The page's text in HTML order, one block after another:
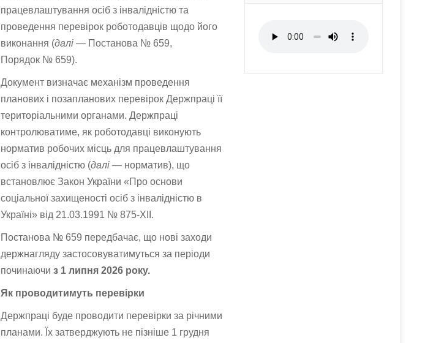
працевлаштування осіб з інвалідністю та
проведення перевірок роботодавців щодо його
виконання (далі — Постанова № 659,
Порядок № 659).
Документ визначає механізм проведення
планових і позапланових перевірок Держпраці її
територіальними органами. Держпраці
контролюватиме, як роботодавці виконують
норматив робочих місць для працевлаштування
осіб з інвалідністю (далі — норматив), що
встановлює Закон України «Про основи
соціальної захищеності осіб з інвалідністю в
Україні» від 21.03.1991 № 875-XII.
Постанова № 659 передбачає, що нові заходи
держнагляду застосовуватимуться за періоди
починаючи з 1 липня 2026 року.
Як проводитимуть перевірки
Держпраці буде проводити перевірки за річними
планами. Їх затверджують не пізніше 1 грудня